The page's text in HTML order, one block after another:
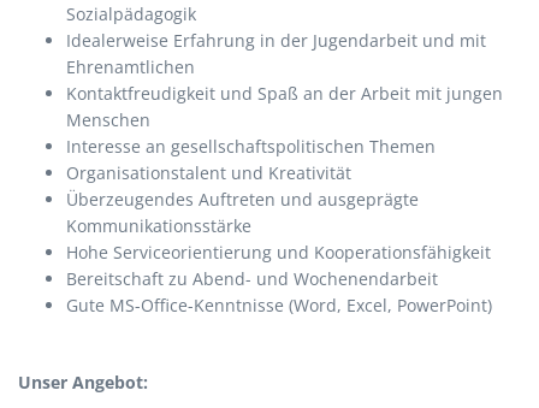
Sozialpädagogik
Idealerweise Erfahrung in der Jugendarbeit und mit
Ehrenamtlichen
Kontaktfreudigkeit und Spaß an der Arbeit mit jungen
Menschen
Interesse an gesellschaftspolitischen Themen
Organisationstalent und Kreativität
Überzeugendes Auftreten und ausgeprägte
Kommunikationsstärke
Hohe Serviceorientierung und Kooperationsfähigkeit
Bereitschaft zu Abend- und Wochenendarbeit
Gute MS-Office-Kenntnisse (Word, Excel, PowerPoint)
Unser Angebot: